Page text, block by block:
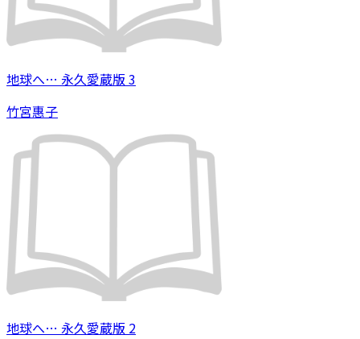
地球へ… 永久愛蔵版 3
竹宮惠子
地球へ… 永久愛蔵版 2